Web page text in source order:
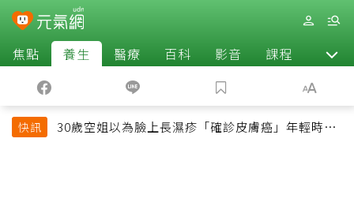
焦點 養生 醫療 百科 影音 課程 退休
快訊
30歲空姐以為臉上長濕疹「確診皮膚癌」年輕時一